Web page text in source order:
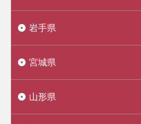
岩手県
宮城県
山形県